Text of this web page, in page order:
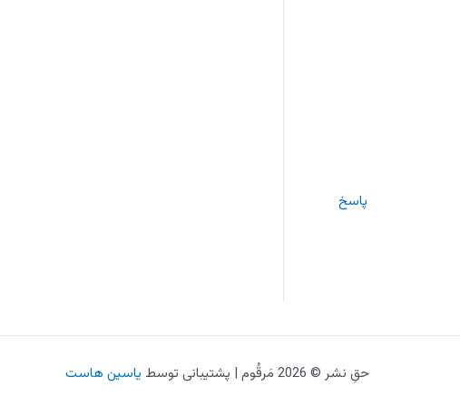
پاسخ
حقِ نشر © 2026 مَرقُوم | پشتیبانی توسط یاسین هاست